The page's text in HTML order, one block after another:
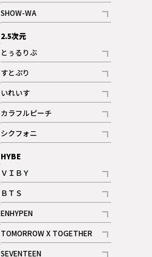
記事
SHOW-WA
記事
2.5次元
とぅるりぶ
記事
すとぷり
記事
ギャラリー
いれいす
記事
ギャラリー
カラフルピーチ
記事
シクフォニ
記事
HYBE
ＶＩＢＹ
記事
ＢＴＳ
記事
ENHYPEN
記事
TOMORROW X TOGETHER
記事
SEVENTEEN